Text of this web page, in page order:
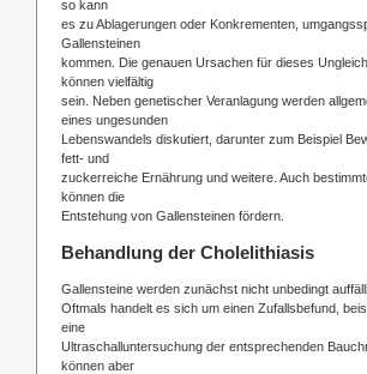
so kann
es zu Ablagerungen oder Konkrementen,
Gallensteinen
kommen. Die genauen Ursachen für dieses
können vielfältig
sein. Neben genetischer Veranlagung werden
eines ungesunden
Lebenswandels diskutiert, darunter zum Beispiel
fett- und
zuckerreiche Ernährung und weitere. Auch
können die
Entstehung von Gallensteinen fördern.
Behandlung der Cholelithiasis
Gallensteine werden zunächst nicht unbedingt
Oftmals handelt es sich um einen Zufallsbefund,
eine
Ultraschalluntersuchung der entsprechenden
können aber